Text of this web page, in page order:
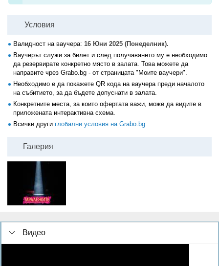
Условия
Валидност на ваучера: 16 Юни 2025 (Понеделник).
Ваучерът служи за билет и след получаването му е необходимо
да резервирате конкретно място в залата. Това можете да
направите чрез Grabo.bg - от страницата "Моите ваучери".
Необходимо е да покажете QR кода на ваучера преди началото
на събитието, за да бъдете допуснати в залата.
Конкретните места, за които офертата важи, може да видите в
приложената интерактивна схема.
Всички други глобални условия на Grabo.bg
Галерия
Видео